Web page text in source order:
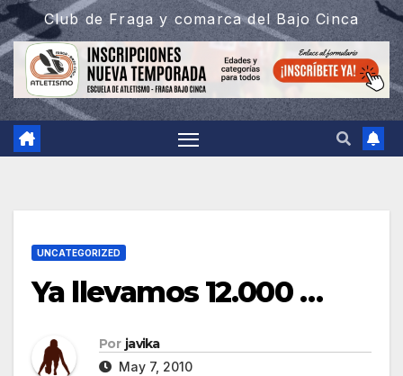
Club de Fraga y comarca del Bajo Cinca
UNCATEGORIZED
Ya llevamos 12.000 …
Por javika
May 7, 2010